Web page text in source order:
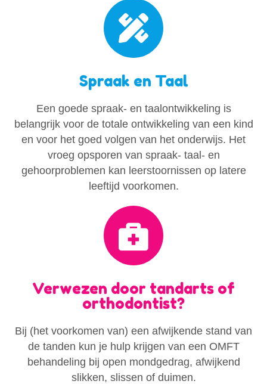
Spraak en Taal
Een goede spraak- en taalontwikkeling is
belangrijk voor de totale ontwikkeling van een kind
en voor het goed volgen van het onderwijs. Het
vroeg opsporen van spraak- taal- en
gehoorproblemen kan leerstoornissen op latere
leeftijd voorkomen.
Verwezen door tandarts of
orthodontist?
Bij (het voorkomen van) een afwijkende stand van
de tanden kun je hulp krijgen van een OMFT
behandeling bij open mondgedrag, afwijkend
slikken, slissen of duimen.